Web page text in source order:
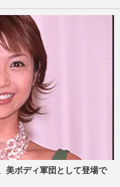
美ボディ軍団として登場で